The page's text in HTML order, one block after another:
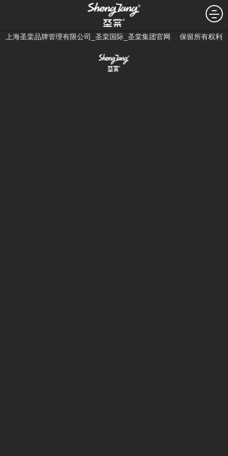
沪公网安备 31010602001727号沪ICP备18028478号-15
©2018
上海圣棠品牌管理有限公司_圣棠国际_圣棠集团官网 保留所有权利